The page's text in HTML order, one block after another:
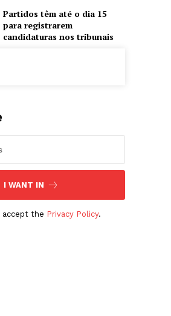
Partidos têm até o dia 15
para registrarem
candidaturas nos tribunais
I WANT IN
accept the Privacy Policy.